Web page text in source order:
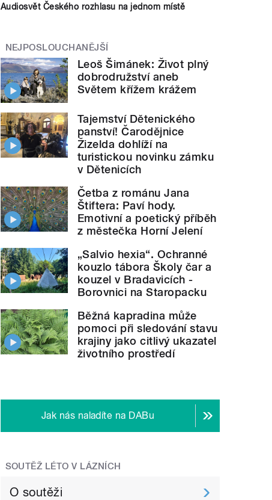
Audiosvět Českého rozhlasu na jednom místě
NEJPOSLOUCHANĚJŠÍ
Leoš Šimánek: Život plný
dobrodružství aneb
Světem křížem krážem
Tajemství Dětenického
panství! Čarodějnice
Žizelda dohlíží na
turistickou novinku zámku
v Dětenicích
Četba z románu Jana
Štiftera: Paví hody.
Emotivní a poetický příběh
z městečka Horní Jelení
„Salvio hexia“. Ochranné
kouzlo tábora Školy čar a
kouzel v Bradavicích -
Borovnici na Staropacku
Běžná kapradina může
pomoci při sledování stavu
krajiny jako citlivý ukazatel
životního prostředí
Jak nás naladíte na DABu
SOUTĚŽ LÉTO V LÁZNÍCH
O soutěži